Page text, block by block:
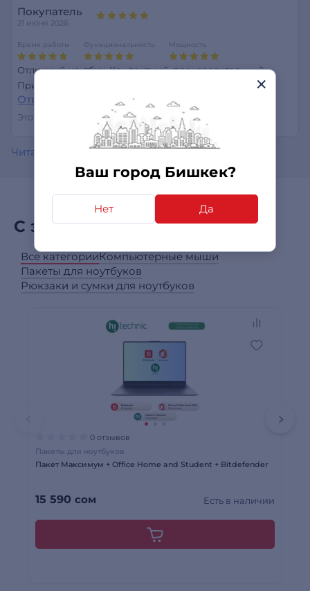
Ваш город Бишкек?
Нет Да
Покупатель
21 июня 2026
Время работы Функциональность Мощность
Отличный ноутбук. Компактный, производительный.
Прибыл вовремя.
Ответить
Этот отзыв был полезен?
Читать все отзывы
С этим товаром покупают
Все категорииКомпьютерные мыши
Пакеты для ноутбуков
Рюкзаки и сумки для ноутбуков
0 отзывов
Пакеты для ноутбуков
Пакет Максимум + Office Home and Student + Bitdefender
15 590 сом Есть в наличии